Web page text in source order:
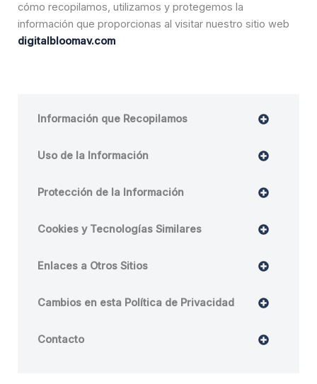
cómo recopilamos, utilizamos y protegemos la
información que proporcionas al visitar nuestro sitio web
digitalbloomav.com
Información que Recopilamos
Uso de la Información
Protección de la Información
Cookies y Tecnologías Similares
Enlaces a Otros Sitios
Cambios en esta Política de Privacidad
Contacto